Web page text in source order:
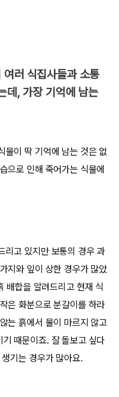
러 식집사들과 소통
데, 가장 기억에 남는
물이 딱 기억에 남는 것은 없
으로 인해 죽어가는 식물에
리고 있지만 보통의 경우 과
지와 잎이 상한 경우가 많았
배합을 알려드리고 현재 식
은 화분으로 분갈이를 하라
는 흙에서 물이 마르지 않고
때문이죠. 잘 돌보고 싶다
기는 경우가 많아요.